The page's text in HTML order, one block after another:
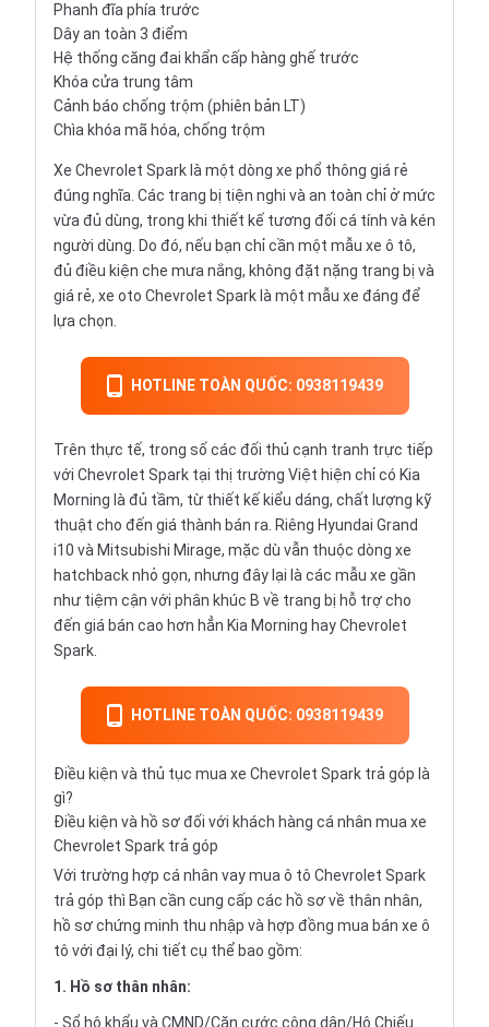
Phanh đĩa phía trước
Dây an toàn 3 điểm
Hệ thống căng đai khẩn cấp hàng ghế trước
Khóa cửa trung tâm
Cảnh báo chống trộm (phiên bản LT)
Chìa khóa mã hóa, chống trộm
Xe Chevrolet Spark là một dòng xe phổ thông giá rẻ
đúng nghĩa. Các trang bị tiện nghi và an toàn chỉ ở mức
vừa đủ dùng, trong khi thiết kế tương đối cá tính và kén
người dùng. Do đó, nếu bạn chỉ cần một mẫu xe ô tô,
đủ điều kiện che mưa nắng, không đặt nặng trang bị và
giá rẻ, xe oto Chevrolet Spark là một mẫu xe đáng để
lựa chọn.
HOTLINE TOÀN QUỐC: 0938119439
Trên thực tế, trong số các đối thủ cạnh tranh trực tiếp
với Chevrolet Spark tại thị trường Việt hiện chỉ có Kia
Morning là đủ tầm, từ thiết kế kiểu dáng, chất lượng kỹ
thuật cho đến giá thành bán ra. Riêng Hyundai Grand
i10 và Mitsubishi Mirage, mặc dù vẫn thuộc dòng xe
hatchback nhỏ gọn, nhưng đây lại là các mẫu xe gần
như tiệm cận với phân khúc B về trang bị hỗ trợ cho
đến giá bán cao hơn hẳn Kia Morning hay Chevrolet
Spark.
HOTLINE TOÀN QUỐC: 0938119439
Điều kiện và thủ tục mua xe Chevrolet Spark trả góp là
gì?
Điều kiện và hồ sơ đối với khách hàng cá nhân mua xe
Chevrolet Spark trả góp
Với trường hợp cá nhân vaymua ô tô Chevrolet Spark
trả góp thì Bạn cần cung cấp các hồ sơ về thân nhân,
hồ sơ chứng minh thu nhập và hợp đồng mua bán xe ô
tô với đại lý, chi tiết cụ thể bao gồm:
1. Hồ sơ thân nhân:
- Sổ hộ khẩu và CMND/Căn cước công dân/Hộ Chiếu